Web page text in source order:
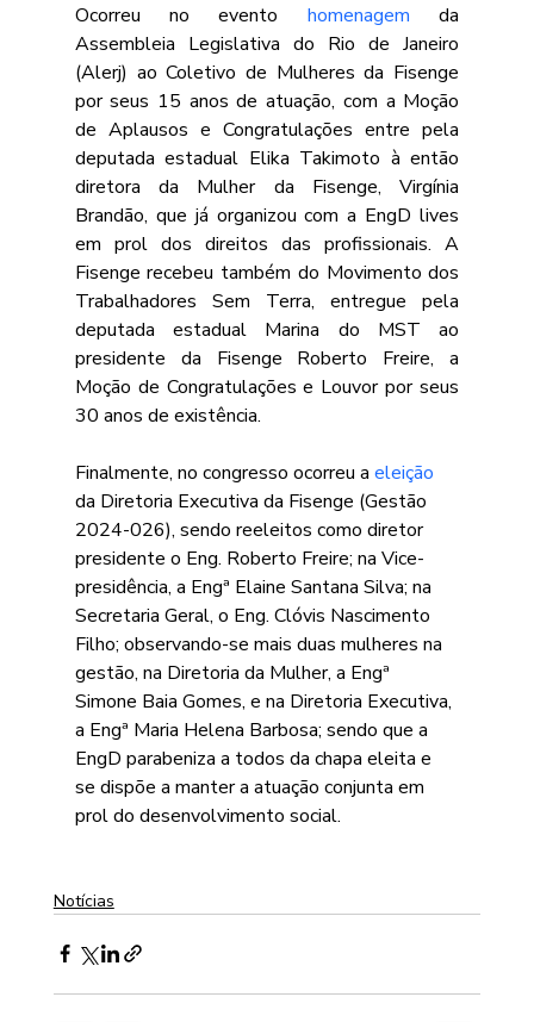
Ocorreu no evento homenagem da
Assembleia Legislativa do Rio de Janeiro
(Alerj) ao Coletivo de Mulheres da Fisenge
por seus 15 anos de atuação, com a Moção
de Aplausos e Congratulações entre pela
deputada estadual Elika Takimoto à então
diretora da Mulher da Fisenge, Virgínia
Brandão, que já organizou com a EngD lives
em prol dos direitos das profissionais. A
Fisenge recebeu também do Movimento dos
Trabalhadores Sem Terra, entregue pela
deputada estadual Marina do MST ao
presidente da Fisenge Roberto Freire, a
Moção de Congratulações e Louvor por seus
30 anos de existência.
Finalmente, no congresso ocorreu a eleição
da Diretoria Executiva da Fisenge (Gestão
2024-026), sendo reeleitos como diretor
presidente o Eng. Roberto Freire; na Vice-
presidência, a Engª Elaine Santana Silva; na
Secretaria Geral, o Eng. Clóvis Nascimento
Filho; observando-se mais duas mulheres na
gestão, na Diretoria da Mulher, a Engª
Simone Baia Gomes, e na Diretoria Executiva,
a Engª Maria Helena Barbosa; sendo que a
EngD parabeniza a todos da chapa eleita e
se dispõe a manter a atuação conjunta em
prol do desenvolvimento social.
Notícias